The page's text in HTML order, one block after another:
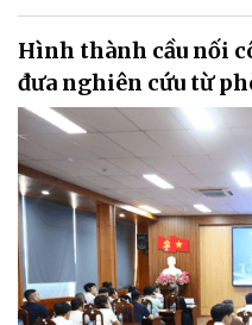
Hình thành cầu nối
đưa nghiên cứu từ